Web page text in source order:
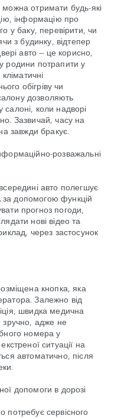
отримати будь-які
інформацію про
у баку, перевірити, чи
з будинку, відтепер
авто — це корисно,
родини потрапити у
обігріву чи
дозволяють
коли надворі
Зазвичай, часу на
завжди бракує.
розважальні
авто полегшує
за допомогою функцій
прогноз погоди,
нові відео та
через застосунок
кнопка, яка
Залежно від
швидка медична
зручно, адже не
номера у
ситуації на
автоматично, після
допомоги в дорозі
потребує сервісного